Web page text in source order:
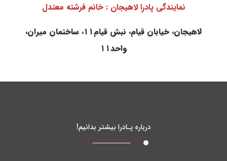
نمایندگی پادرا لاهیجان : خانم فرشته معتدل
لاهیجان، خیابان قیام، نبش قیام۱۱، ساختمان میران،
واحد۱۱
درباره پـادرا بیشتر بدانیم!